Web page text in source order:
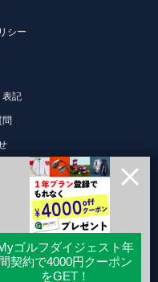
シー
表記
問